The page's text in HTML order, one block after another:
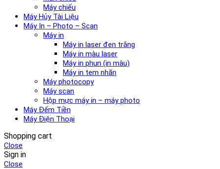
Máy chiếu
Máy Hủy Tài Liệu
Máy In – Photo – Scan
Máy in
Máy in laser đen trắng
Máy in màu laser
Máy in phun (in màu)
Máy in tem nhãn
Máy photocopy
Máy scan
Hộp mực máy in – máy photo
Máy Đếm Tiền
Máy Điện Thoại
Shopping cart
Close
Sign in
Close